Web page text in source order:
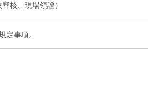
核、現場領證）
定事項。